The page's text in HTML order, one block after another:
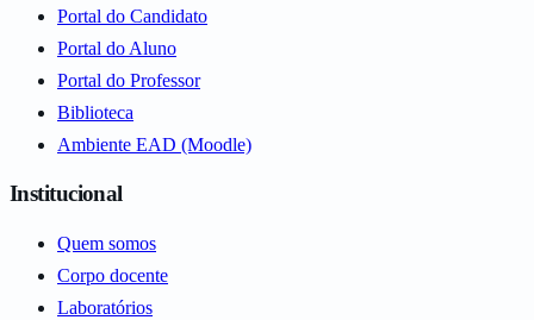
Portal do Candidato
Portal do Aluno
Portal do Professor
Biblioteca
Ambiente EAD (Moodle)
Institucional
Quem somos
Corpo docente
Laboratórios